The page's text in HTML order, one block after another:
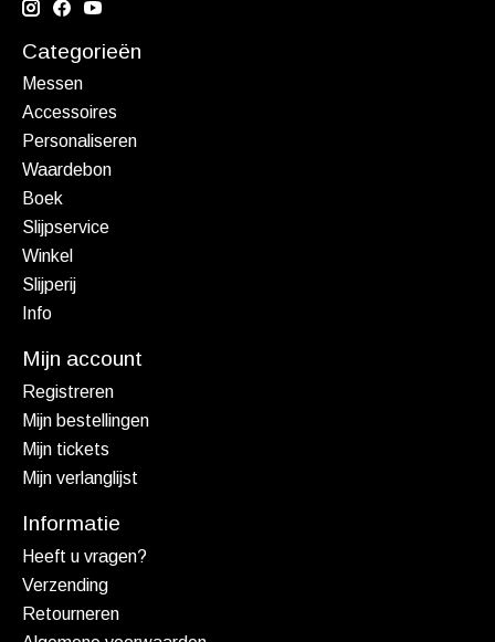
Categorieën
Messen
Accessoires
Personaliseren
Waardebon
Boek
Slijpservice
Winkel
Slijperij
Info
Mijn account
Registreren
Mijn bestellingen
Mijn tickets
Mijn verlanglijst
Informatie
Heeft u vragen?
Verzending
Retourneren